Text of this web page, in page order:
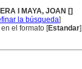
I MAYA, JOAN []
la búsqueda]
en el formato [Estandar]